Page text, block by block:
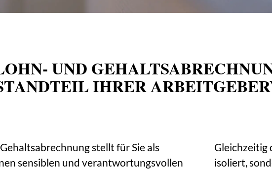
UND
IHRER
stellt für Sie als
sensiblen und verantwortungsvollen
Gleichzeitig
isoliert,